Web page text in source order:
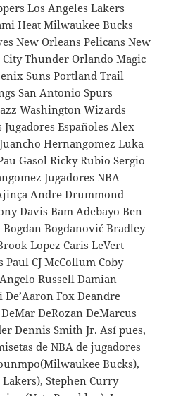
Los Angeles Lakers
Heat Milwaukee Bucks
New Orleans Pelicans New
Thunder Orlando Magic
Suns Portland Trail
San Antonio Spurs
Washington Wizards
Españoles Alex
Hernangomez Luka
Gasol Ricky Rubio Sergio
Jugadores NBA
Andre Drummond
Davis Bam Adebayo Ben
Bogdanović Bradley
Lopez Caris LeVert
CJ McCollum Coby
Russell Damian
Fox Deandre
DeRozan DeMarcus
Dennis Smith Jr. Así pues,
de NBA de jugadores
Bucks),
Stephen Curry